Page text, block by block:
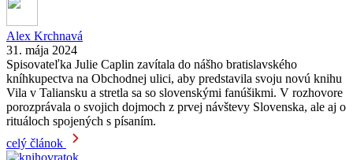
Alex Krchnavá
31. mája 2024
Spisovateľka Julie Caplin zavítala do nášho bratislavského
kníhkupectva na Obchodnej ulici, aby predstavila svoju novú knihu
Vila v Taliansku a stretla sa so slovenskými fanúšikmi. V rozhovore
porozprávala o svojich dojmoch z prvej návštevy Slovenska, ale aj o
rituáloch spojených s písaním.
celý článok